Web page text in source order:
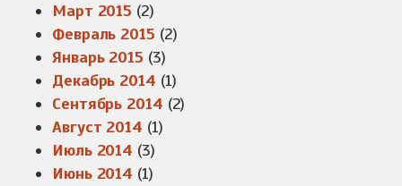
Март 2015 (2)
Февраль 2015 (2)
Январь 2015 (3)
Декабрь 2014 (1)
Сентябрь 2014 (2)
Август 2014 (1)
Июль 2014 (3)
Июнь 2014 (1)